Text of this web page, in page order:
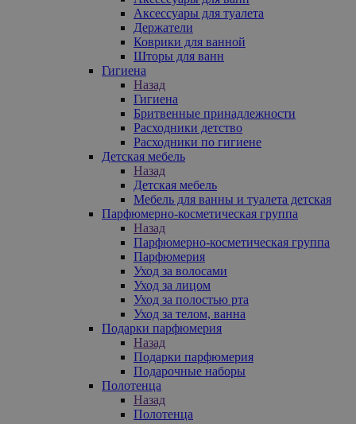
Аксессуары для туалета
Держатели
Коврики для ванной
Шторы для ванн
Гигиена
Назад
Гигиена
Бритвенные принадлежности
Расходники детство
Расходники по гигиене
Детская мебель
Назад
Детская мебель
Мебель для ванны и туалета детская
Парфюмерно-косметическая группа
Назад
Парфюмерно-косметическая группа
Парфюмерия
Уход за волосами
Уход за лицом
Уход за полостью рта
Уход за телом, ванна
Подарки парфюмерия
Назад
Подарки парфюмерия
Подарочные наборы
Полотенца
Назад
Полотенца